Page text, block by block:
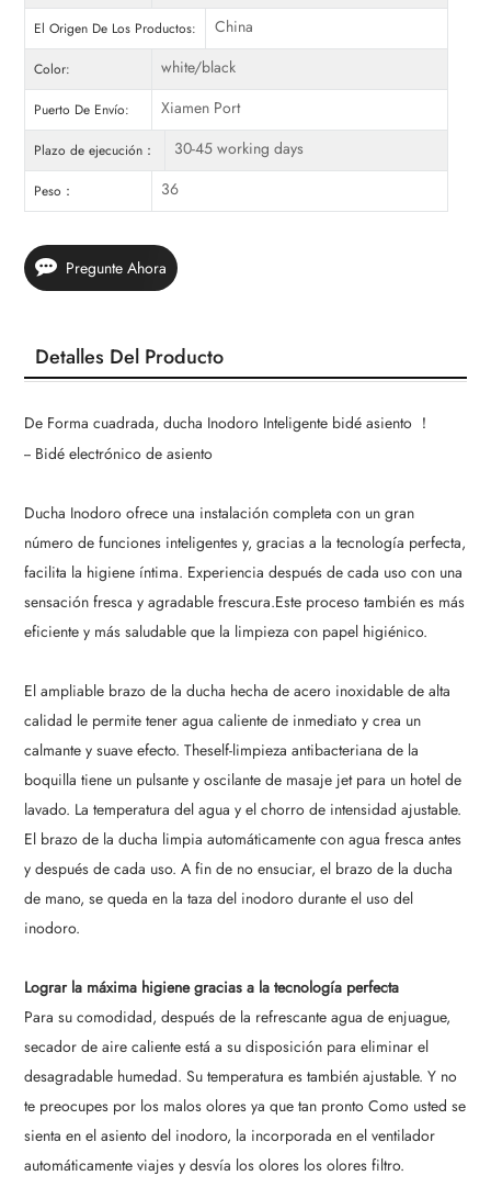
El Origen De Los Productos: China
Color: white/black
Puerto De Envío: Xiamen Port
Plazo de ejecución： 30-45 working days
Peso： 36
Pregunte Ahora
Detalles Del Producto
De Forma cuadrada, ducha Inodoro Inteligente bidé asiento ！
-- Bidé electrónico de asiento
Ducha Inodoro ofrece una instalación completa con un gran
número de funciones inteligentes y, gracias a la tecnología perfecta,
facilita la higiene íntima. Experiencia después de cada uso con una
sensación fresca y agradable frescura.Este proceso también es más
eficiente y más saludable que la limpieza con papel higiénico.
El ampliable brazo de la ducha hecha de acero inoxidable de alta
calidad le permite tener agua caliente de inmediato y crea un
calmante y suave efecto. Theself-limpieza antibacteriana de la
boquilla tiene un pulsante y oscilante de masaje jet para un hotel de
lavado. La temperatura del agua y el chorro de intensidad ajustable.
El brazo de la ducha limpia automáticamente con agua fresca antes
y después de cada uso. A fin de no ensuciar, el brazo de la ducha
de mano, se queda en la taza del inodoro durante el uso del
inodoro.
Lograr la máxima higiene gracias a la tecnología perfecta
Para su comodidad, después de la refrescante agua de enjuague,
secador de aire caliente está a su disposición para eliminar el
desagradable humedad. Su temperatura es también ajustable. Y no
te preocupes por los malos olores ya que tan pronto Como usted se
sienta en el asiento del inodoro, la incorporada en el ventilador
automáticamente viajes y desvía los olores los olores filtro.